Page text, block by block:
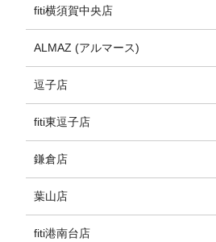
fiti横須賀中央店
ALMAZ (アルマース)
逗子店
fiti東逗子店
鎌倉店
葉山店
fiti港南台店